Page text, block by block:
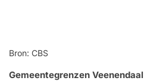
Bron: CBS
Gemeentegrenzen Veenendaal